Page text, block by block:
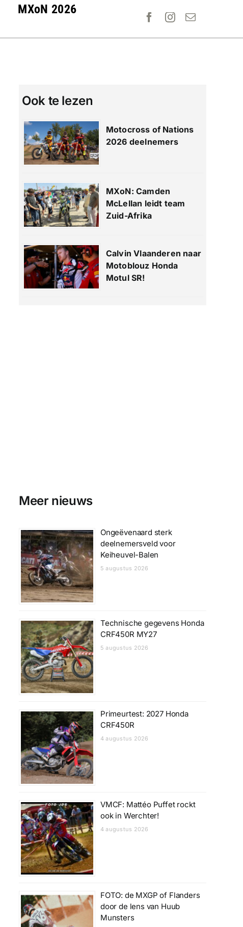
MXoN 2026
Ook te lezen
Motocross of Nations
2026 deelnemers
MXoN: Camden
McLellan leidt team
Zuid-Afrika
Calvin Vlaanderen naar
Motoblouz Honda
Motul SR!
Meer nieuws
Ongeëvenaard sterk
deelnemersveld voor
Keiheuvel-Balen
5 augustus 2026
Technische gegevens Honda
CRF450R MY27
5 augustus 2026
Primeurtest: 2027 Honda
CRF450R
4 augustus 2026
VMCF: Mattéo Puffet rockt
ook in Werchter!
4 augustus 2026
FOTO: de MXGP of Flanders
door de lens van Huub
Munsters